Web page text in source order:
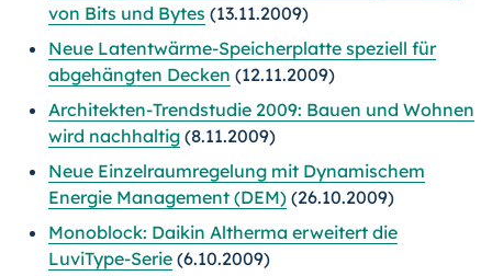
von Bits und Bytes (13.11.2009)
Neue Latentwärme-Speicherplatte speziell für
abgehängten Decken (12.11.2009)
Architekten-Trendstudie 2009: Bauen und Wohnen
wird nachhaltig (8.11.2009)
Neue Einzelraumregelung mit Dynamischem
Energie Management (DEM) (26.10.2009)
Monoblock: Daikin Altherma erweitert die
LuviType-Serie (6.10.2009)